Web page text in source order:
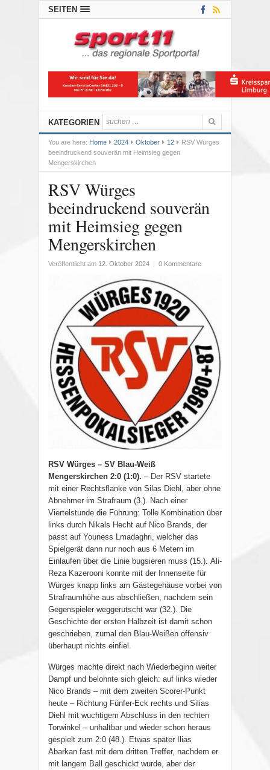
SEITEN
KATEGORIEN
You are here: Home 2024 Oktober 12
RSV Würges
beeindruckend souverän mit Heimsieg gegen
Mengerskirchen
RSV Würges
beeindruckend souverän
mit Heimsieg gegen
Mengerskirchen
Veröffentlicht am 12. Oktober 2024 0 Kommentare
RSV Würges – SV Blau-Weiß
Mengerskirchen 2:0 (1:0). – Der RSV startete
mit einer Rechtsflanke von Silas Diehl, aber ohne
Abnehmer im Strafraum (3.). Nach einer
Viertelstunde die Führung: Tolle Kombination über
links durch Nikals Hecht auf Nico Brands, der
passt auf Youness Lmadaghri, welcher das
Spielgerät dann nur noch aus 6 Metern im
Einlaufen über die Linie bugsieren muss (15.). Ali-
Reza Kazerooni konnte mit der Innenseite für
Würges knapp links am Gästegehäuse vorbei von
Strafraumhöhe aus abschließen, nachdem sein
Gegenspieler weggerutscht war (32.). Die
Geschichte der ersten Halbzeit ist damit schon
geschrieben, zumal den Blau-Weißen offensiv
überhaupt nichts einfiel.
Würges machte direkt nach Wiederbeginn weiter
Dampf und belohnte sich gleich: auf links wieder
Nico Brands – mit dem zweiten Scorer-Punkt
heute – Richtung Fünfer-Eck rechts und Silias
Diehl mit wuchtigem Abschluss in den rechten
Torwinkel – unhaltbar und wieder schon heraus
gespielt zum 2:0 (48.). Etwas später Ilias
Abarkan fast mit dem dritten Treffer, nachdem er
mit langem Ball geschickt wurde, aber der